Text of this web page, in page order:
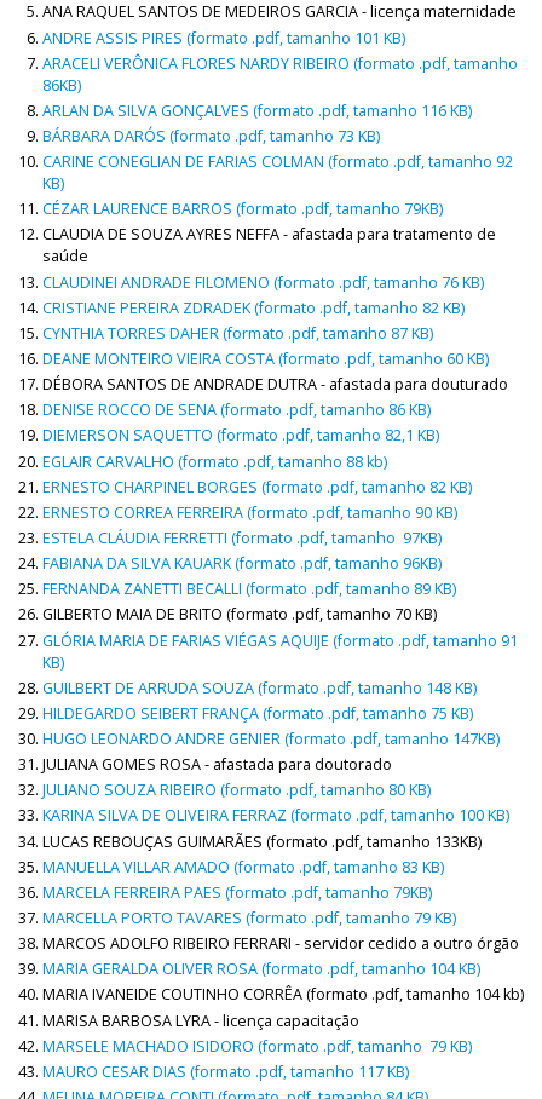
ANA RAQUEL SANTOS DE MEDEIROS GARCIA - licença maternidade
ANDRE ASSIS PIRES (formato .pdf, tamanho 101 KB)
ARACELI VERÔNICA FLORES NARDY RIBEIRO (formato .pdf, tamanho
86KB)
ARLAN DA SILVA GONÇALVES (formato .pdf, tamanho 116 KB)
BÁRBARA DARÓS (formato .pdf, tamanho 73 KB)
CARINE CONEGLIAN DE FARIAS COLMAN (formato .pdf, tamanho 92
KB)
CÉZAR LAURENCE BARROS (formato .pdf, tamanho 79KB)
CLAUDIA DE SOUZA AYRES NEFFA - afastada para tratamento de
saúde
CLAUDINEI ANDRADE FILOMENO (formato .pdf, tamanho 76 KB)
CRISTIANE PEREIRA ZDRADEK (formato .pdf, tamanho 82 KB)
CYNTHIA TORRES DAHER (formato .pdf, tamanho 87 KB)
DEANE MONTEIRO VIEIRA COSTA (formato .pdf, tamanho 60 KB)
DÉBORA SANTOS DE ANDRADE DUTRA - afastada para douturado
DENISE ROCCO DE SENA (formato .pdf, tamanho 86 KB)
DIEMERSON SAQUETTO (formato .pdf, tamanho 82,1 KB)
EGLAIR CARVALHO (formato .pdf, tamanho 88 kb)
ERNESTO CHARPINEL BORGES (formato .pdf, tamanho 82 KB)
ERNESTO CORREA FERREIRA (formato .pdf, tamanho 90 KB)
ESTELA CLÁUDIA FERRETTI (formato .pdf, tamanho 97KB)
FABIANA DA SILVA KAUARK (formato .pdf, tamanho 96KB)
FERNANDA ZANETTI BECALLI (formato .pdf, tamanho 89 KB)
GILBERTO MAIA DE BRITO (formato .pdf, tamanho 70 KB)
GLÓRIA MARIA DE FARIAS VIÉGAS AQUIJE (formato .pdf, tamanho 91
KB)
GUILBERT DE ARRUDA SOUZA (formato .pdf, tamanho 148 KB)
HILDEGARDO SEIBERT FRANÇA (formato .pdf, tamanho 75 KB)
HUGO LEONARDO ANDRE GENIER (formato .pdf, tamanho 147KB)
JULIANA GOMES ROSA - afastada para doutorado
JULIANO SOUZA RIBEIRO (formato .pdf, tamanho 80 KB)
KARINA SILVA DE OLIVEIRA FERRAZ (formato .pdf, tamanho 100 KB)
LUCAS REBOUÇAS GUIMARÃES (formato .pdf, tamanho 133KB)
MANUELLA VILLAR AMADO (formato .pdf, tamanho 83 KB)
MARCELA FERREIRA PAES (formato .pdf, tamanho 79KB)
MARCELLA PORTO TAVARES (formato .pdf, tamanho 79 KB)
MARCOS ADOLFO RIBEIRO FERRARI - servidor cedido a outro órgão
MARIA GERALDA OLIVER ROSA (formato .pdf, tamanho 104 KB)
MARIA IVANEIDE COUTINHO CORRÊA (formato .pdf, tamanho 104 kb)
MARISA BARBOSA LYRA - licença capacitação
MARSELE MACHADO ISIDORO (formato .pdf, tamanho 79 KB)
MAURO CESAR DIAS (formato .pdf, tamanho 117 KB)